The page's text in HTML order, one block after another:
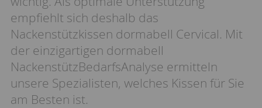
empfiehlt sich deshalb das
Nackenstützkissen dormabell Cervical. Mit
der einzigartigen dormabell
NackenstützBedarfsAnalyse ermitteln
unsere Spezialisten, welches Kissen für Sie
am Besten ist.